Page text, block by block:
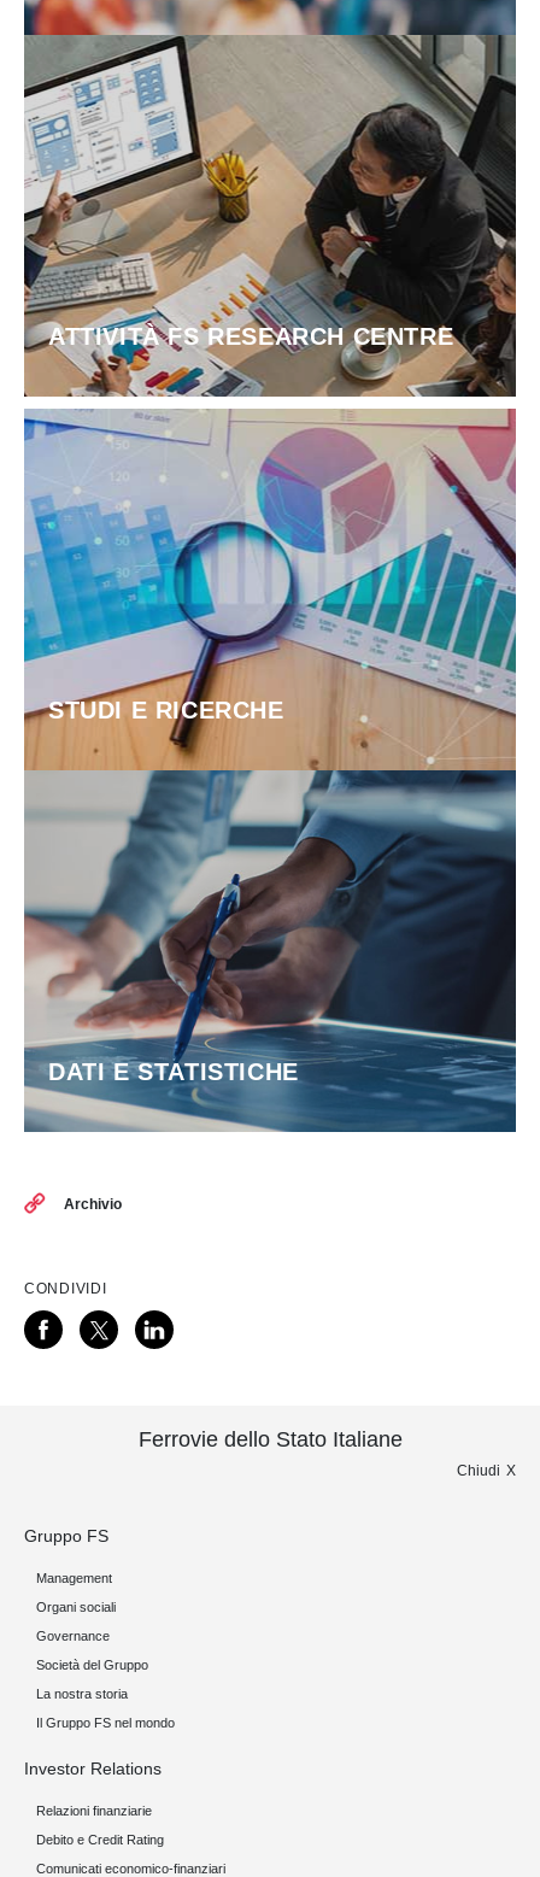
ATTIVITÀ FS RESEARCH CENTRE
STUDI E RICERCHE
DATI E STATISTICHE
Archivio
CONDIVIDI
Ferrovie dello Stato Italiane
Chiudi
Gruppo FS
Management
Organi sociali
Governance
Società del Gruppo
La nostra storia
Il Gruppo FS nel mondo
Investor Relations
Relazioni finanziarie
Debito e Credit Rating
Comunicati economico-finanziari